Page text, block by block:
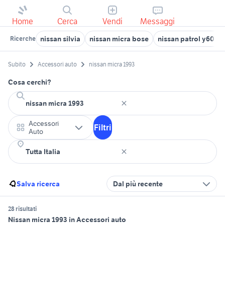
Home Cerca Vendi Messaggi
Ricerche nissan silvia nissan micra bose nissan patrol y60
Subito Accessori auto nissan micra 1993
Cosa cerchi?
Accessori
Auto
Filtri
Salva ricerca Dal più recente
28 risultati
Nissan micra 1993 in Accessori auto